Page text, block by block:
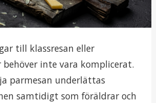
till klassresan eller
inte vara komplicerat.
parmesan underlättas
samtidigt som föräldrar och